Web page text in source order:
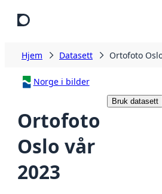
Hjem Datasett Ortofoto
Norge i bilder
Ortofoto
Oslo vår
2023
Bruk datasett